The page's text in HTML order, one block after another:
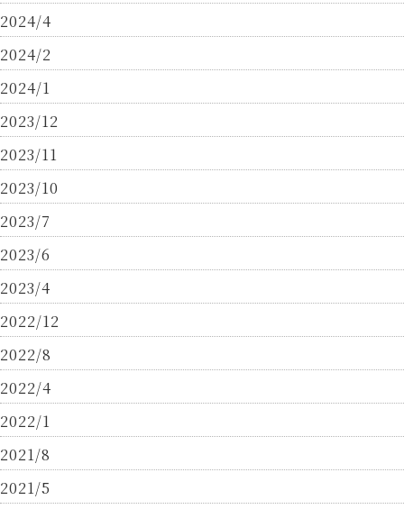
2024/4
2024/2
2024/1
2023/12
2023/11
2023/10
2023/7
2023/6
2023/4
2022/12
2022/8
2022/4
2022/1
2021/8
2021/5